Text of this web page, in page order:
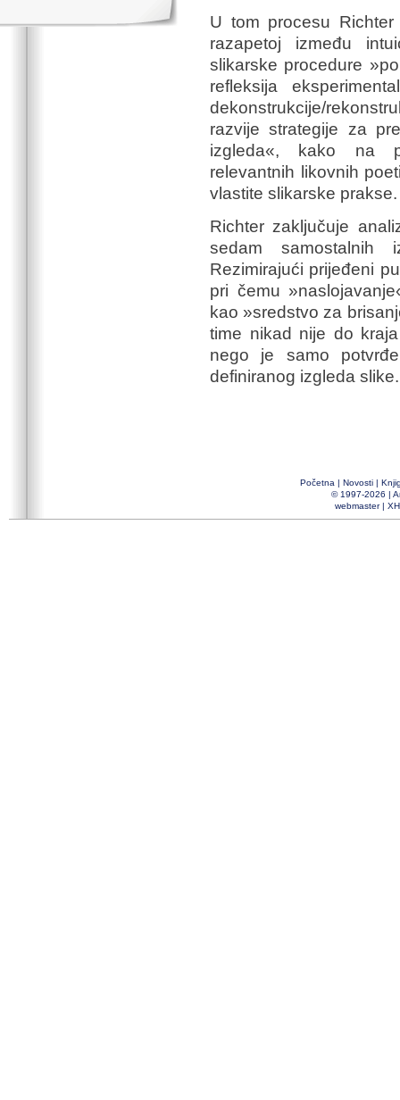
U tom procesu
razapetoj između
slikarske procedure
refleksija
dekonstrukcije/
razvije strategije za
izgleda«, kako na
relevantnih likovnih
vlastite slikarske prakse.
Richter zaključuje
sedam samostalnih
Rezimirajući prijeđeni
pri čemu
kao »sredstvo za
time nikad nije do
nego je samo
definiranog izgleda slike.
Početna | Novosti |
© 1997-2026 |
webmaster|